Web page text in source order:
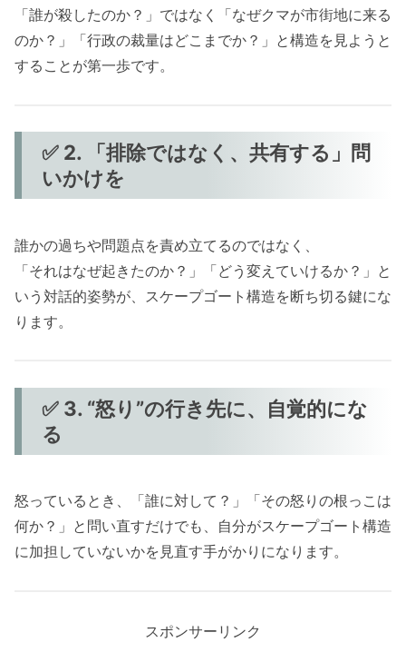
「誰が殺したのか？」ではなく「なぜクマが市街地に来る
のか？」「行政の裁量はどこまでか？」と構造を見ようと
することが第一歩です。
✅ 2. 「排除ではなく、共有する」問
いかけを
誰かの過ちや問題点を責め立てるのではなく、
「それはなぜ起きたのか？」「どう変えていけるか？」と
いう対話的姿勢が、スケープゴート構造を断ち切る鍵にな
ります。
✅ 3. “怒り”の行き先に、自覚的にな
る
怒っているとき、「誰に対して？」「その怒りの根っこは
何か？」と問い直すだけでも、自分がスケープゴート構造
に加担していないかを見直す手がかりになります。
スポンサーリンク